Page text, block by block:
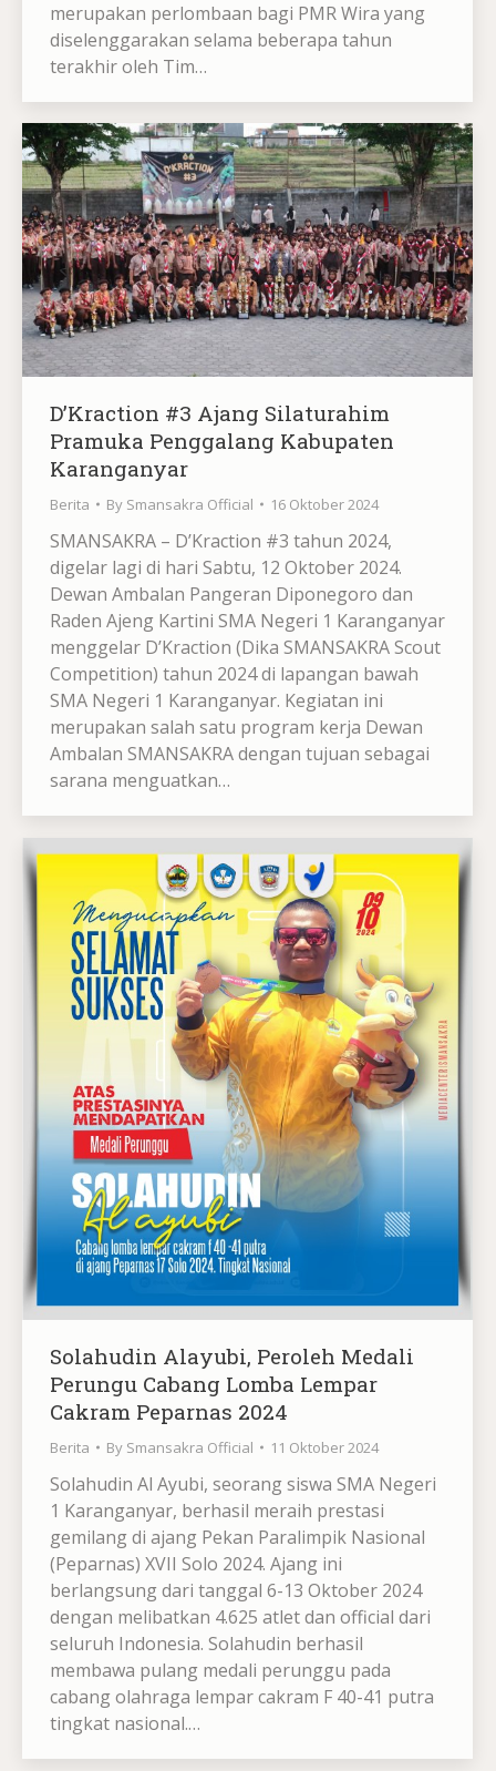
merupakan perlombaan bagi PMR Wira yang
diselenggarakan selama beberapa tahun
terakhir oleh Tim…
D’Kraction #3 Ajang Silaturahim
Pramuka Penggalang Kabupaten
Karanganyar
Berita By Smansakra Official 16 Oktober 2024
SMANSAKRA – D’Kraction #3 tahun 2024,
digelar lagi di hari Sabtu, 12 Oktober 2024.
Dewan Ambalan Pangeran Diponegoro dan
Raden Ajeng Kartini SMA Negeri 1 Karanganyar
menggelar D’Kraction (Dika SMANSAKRA Scout
Competition) tahun 2024 di lapangan bawah
SMA Negeri 1 Karanganyar. Kegiatan ini
merupakan salah satu program kerja Dewan
Ambalan SMANSAKRA dengan tujuan sebagai
sarana menguatkan…
Solahudin Alayubi, Peroleh Medali
Perungu Cabang Lomba Lempar
Cakram Peparnas 2024
Berita By Smansakra Official 11 Oktober 2024
Solahudin Al Ayubi, seorang siswa SMA Negeri
1 Karanganyar, berhasil meraih prestasi
gemilang di ajang Pekan Paralimpik Nasional
(Peparnas) XVII Solo 2024. Ajang ini
berlangsung dari tanggal 6-13 Oktober 2024
dengan melibatkan 4.625 atlet dan official dari
seluruh Indonesia. Solahudin berhasil
membawa pulang medali perunggu pada
cabang olahraga lempar cakram F 40-41 putra
tingkat nasional.…